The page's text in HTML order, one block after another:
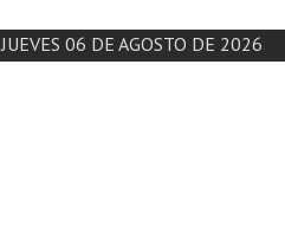
JUEVES 06 DE AGOSTO DE 2026